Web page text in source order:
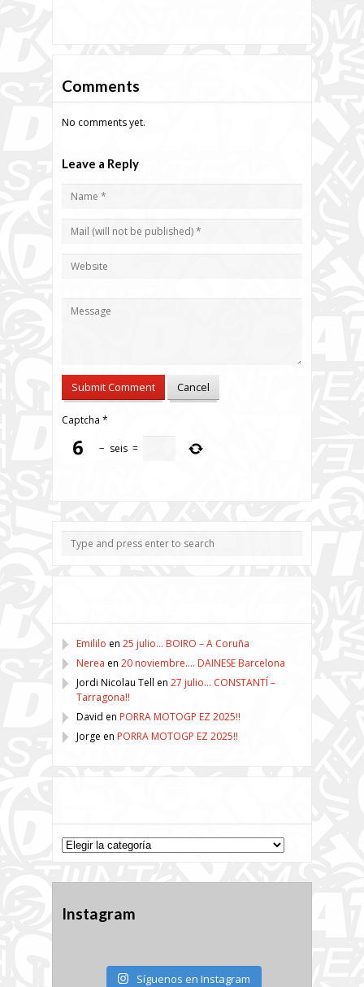
Comments
No comments yet.
Leave a Reply
Captcha *
− seis =
Emililo en 25 julio… BOIRO – A Coruña
Nerea en 20 noviembre…. DAINESE Barcelona
Jordi Nicolau Tell en 27 julio… CONSTANTÍ –
Tarragona!!
David en PORRA MOTOGP EZ 2025!!
Jorge en PORRA MOTOGP EZ 2025!!
Categorías
Instagram
Síguenos en Instagram